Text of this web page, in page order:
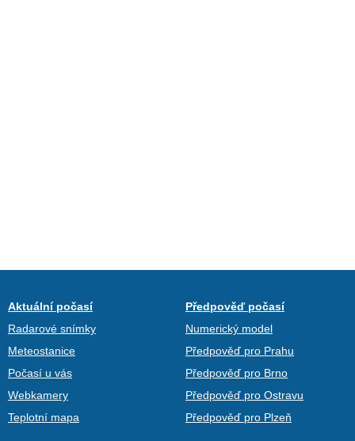
Aktuální počasí
Radarové snímky
Meteostanice
Počasí u vás
Webkamery
Teplotní mapa
Předpověď počasí
Numerický model
Předpověď pro Prahu
Předpověď pro Brno
Předpověď pro Ostravu
Předpověď pro Plzeň